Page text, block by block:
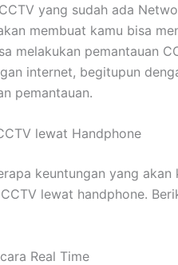
yang sudah ada
membuat kamu bisa
melakukan pemantauan
internet, begitupun
pemantauan.
lewat Handphone
keuntungan yang akan
lewat handphone.
Real Time